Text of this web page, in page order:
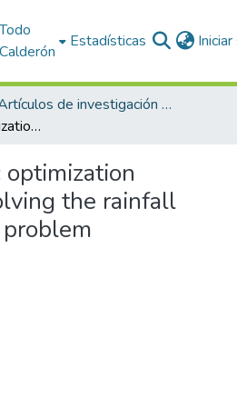
Todo
Calderón
Estadísticas
Artículos de investigación PDI
A deterministic optimization approach for solving the rainfall disaggregation problem
the rainfall